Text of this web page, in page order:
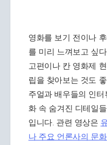
영화를 보기 전이나
를 미리 느껴보고 싶
고편이나 칸 영화제
립을 찾아보는 것도
주얼과 배우들의 인
화 속 숨겨진 디테일
입니다. 관련 영상은
나 주요 언론사의 문